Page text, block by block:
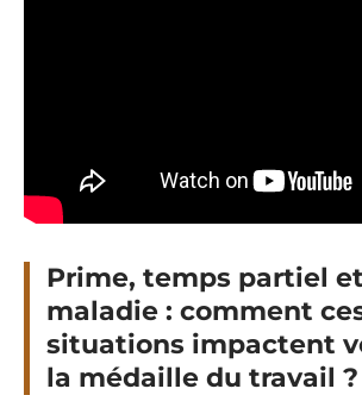
Prime, temps partiel
maladie : comment
situations impactent
la médaille du travail ?